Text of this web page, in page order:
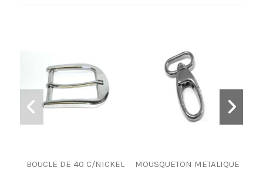
BOUCLE DE 40 C/NICKEL MOUSQUETON METALIQUE